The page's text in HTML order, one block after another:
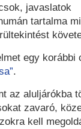
javaslatok
tartalma
egy korábbi
.
az aluljárókba
zavaró,
kell